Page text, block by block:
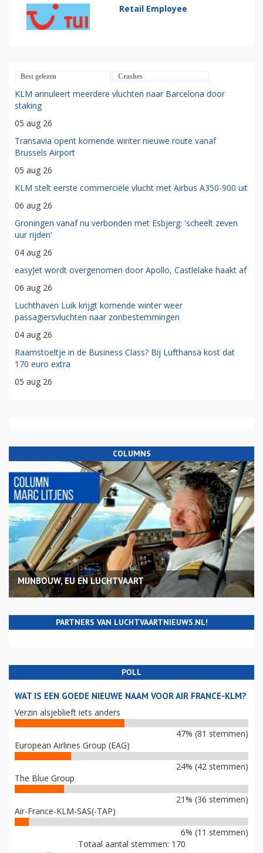
Retail Employee
Best gelezen Crashes
KLM annuleert meerdere vluchten naar Barcelona door
staking
05 aug 26
Transavia opent komende winter nieuwe route vanaf
Brussels Airport
05 aug 26
KLM stelt eerste commerciële vlucht met Airbus A350-900 uit
06 aug 26
Groningen vanaf nu verbonden met Esbjerg: 'scheelt zeven
uur rijden'
04 aug 26
easyJet wordt overgenomen door Apollo, Castlelake haakt af
06 aug 26
Luchthaven Luik krijgt komende winter weer
passagiersvluchten naar zonbestemmingen
04 aug 26
Raamstoeltje in de Business Class? Bij Lufthansa kost dat
170 euro extra
05 aug 26
COLUMNS
MIJNBOUW, EU EN LUCHTVAART
PARTNERS VAN LUCHTVAARTNIEUWS.NL!
POLL
WAT IS EEN GOEDE NIEUWE NAAM VOOR AIR FRANCE-KLM?
Verzin alsjeblieft iets anders
47% (81 stemmen)
European Airlines Group (EAG)
24% (42 stemmen)
The Blue Group
21% (36 stemmen)
Air-France-KLM-SAS(-TAP)
6% (11 stemmen)
Totaal aantal stemmen: 170